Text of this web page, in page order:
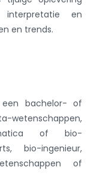
en
en trends.
bachelor- of
of bio-
bio-ingenieur,
of